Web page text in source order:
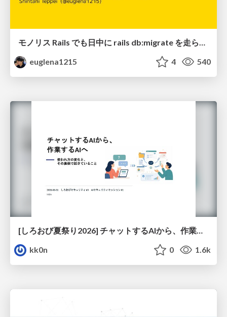
euglena1215
4 540
[しろおび夏祭り2026] チャットするAIから、作業するAIへ - 使われ方の変化と、その裏側で起きていること
kk0n
0 1.6k